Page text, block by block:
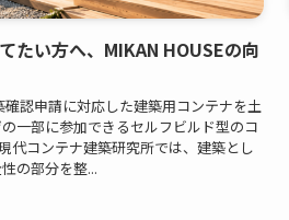
たい方へ、MIKAN HOUSEの向
確認申請に対応した建築用コンテナを土
一部に参加できるセルフビルド型のコ
代コンテナ建築研究所では、建築とし
の部分を整...